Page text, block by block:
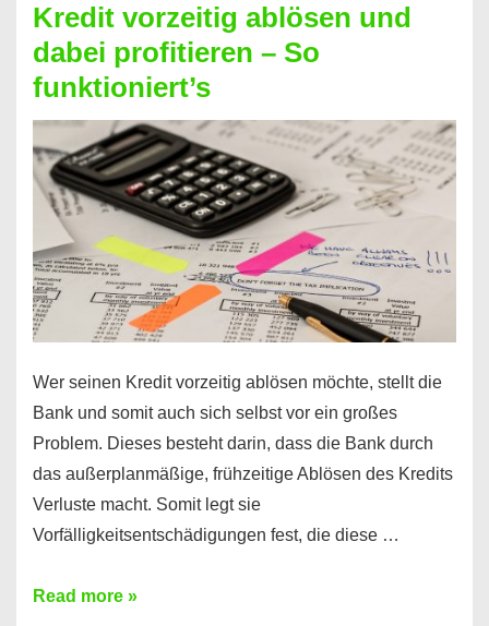
Kredit
berechnen
–
Mit
diesen
Regeln!
Kredit vorzeitig ablösen und
dabei profitieren – So
funktioniert’s
Wer seinen Kredit vorzeitig ablösen möchte, stellt die
Bank und somit auch sich selbst vor ein großes
Problem. Dieses besteht darin, dass die Bank durch
das außerplanmäßige, frühzeitige Ablösen des Kredits
Verluste macht. Somit legt sie
Vorfälligkeitsentschädigungen fest, die diese …
Kredit
Read more »